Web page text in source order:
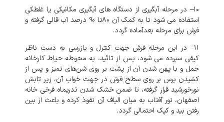
۱۰– در مرحله آبگیری از دستگاه های آبگیری مکانیکی یا غلطکی
استفاده می شود تا به کمک آن ۸۰تا ۹۰ درصد آب قالی گرفته و
فرش برای مرحله بعدآماده گردد.
۱۱– در این مرحله فرش جهت کنترل و بازرسی به دست ناظر
کیفی سپرده می شود، پس از تائید، به محوطه حیاط کارخانه
حمل و با پهن شدن آن از پشت بر روی شن‌های تمیز و پس از
کشیدن برس بر روی سطح فرش در جهت خواب آن، زیر تابش
نورخورشید قرار گرفته، تا ضمن خشک شدن تدریماه فرخی خانه
اصفهان، نور آفتاب به میان الیاف آن نفوذ کرده و باعث از بین
رفتن بیدو کپک احتمالی گردد.